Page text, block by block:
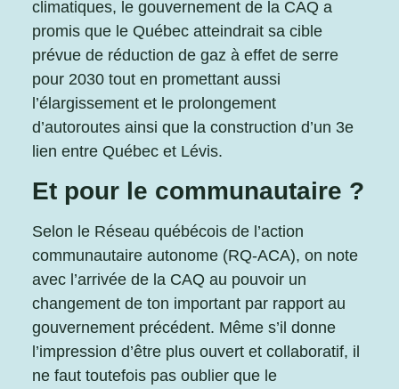
climatiques, le gouvernement de la CAQ a
promis que le Québec atteindrait sa cible
prévue de réduction de gaz à effet de serre
pour 2030 tout en promettant aussi
l’élargissement et le prolongement
d’autoroutes ainsi que la construction d’un 3e
lien entre Québec et Lévis.
Et pour le communautaire ?
Selon le Réseau québécois de l’action
communautaire autonome (RQ-ACA), on note
avec l’arrivée de la CAQ au pouvoir un
changement de ton important par rapport au
gouvernement précédent. Même s’il donne
l’impression d’être plus ouvert et collaboratif, il
ne faut toutefois pas oublier que le